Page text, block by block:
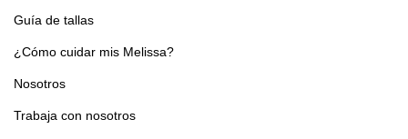
Guía de tallas
¿Cómo cuidar mis Melissa?
Nosotros
Trabaja con nosotros